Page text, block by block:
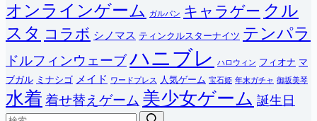
オンラインゲーム ガルパン キャラゲー クル
スタ コラボ シノマス ティンクルスターナイツ テンパラ
ドルフィンウェーブハニブレ ハロウィン フィオナ マ
ブガル ミナシゴ メイド ワードプレス 人気ゲーム 宝石姫 年末ガチャ 御坂美琴
水着 着せ替えゲーム 美少女ゲーム 誕生日